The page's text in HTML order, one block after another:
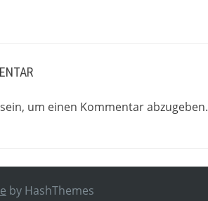
sein, um einen Kommentar abzugeben.
by HashThemes